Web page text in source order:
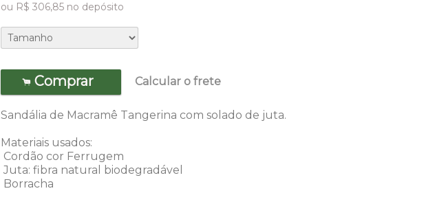
ou R$ 306,85 no depósito
.Comprar Calcular o frete
Sandália de Macramê Tangerina com solado de juta.
Materiais usados:
Cordão cor Ferrugem
Juta: fibra natural biodegradável
Borracha